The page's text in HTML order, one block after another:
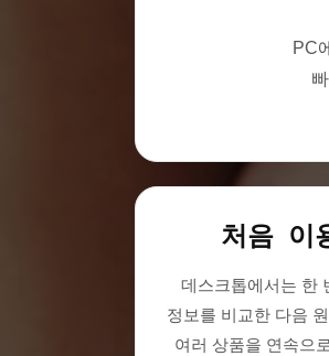
PC
처음 이
데스크톱에서는 한
정보를 비교한 다음
여러 상품을 연속으